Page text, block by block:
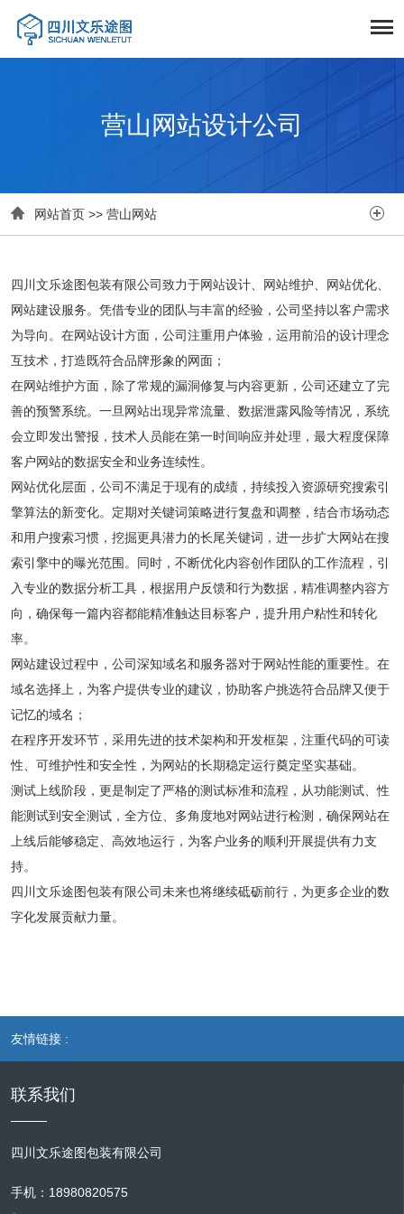
营山网站设计公司
 网站首页 >> 营山网站 
四川文乐途图包装有限公司致力于网站设计、网站维护、网站优化、
网站建设服务。凭借专业的团队与丰富的经验，公司坚持以客户需求
为导向。在网站设计方面，公司注重用户体验，运用前沿的设计理念
互技术，打造既符合品牌形象的网面；
在网站维护方面，除了常规的漏洞修复与内容更新，公司还建立了完
善的预警系统。一旦网站出现异常流量、数据泄露风险等情况，系统
会立即发出警报，技术人员能在第一时间响应并处理，最大程度保障
客户网站的数据安全和业务连续性。
网站优化层面，公司不满足于现有的成绩，持续投入资源研究搜索引
擎算法的新变化。定期对关键词策略进行复盘和调整，结合市场动态
和用户搜索习惯，挖掘更具潜力的长尾关键词，进一步扩大网站在搜
索引擎中的曝光范围。同时，不断优化内容创作团队的工作流程，引
入专业的数据分析工具，根据用户反馈和行为数据，精准调整内容方
向，确保每一篇内容都能精准触达目标客户，提升用户粘性和转化
率。
网站建设过程中，公司深知域名和服务器对于网站性能的重要性。在
域名选择上，为客户提供专业的建议，协助客户挑选符合品牌又便于
记忆的域名；
在程序开发环节，采用先进的技术架构和开发框架，注重代码的可读
性、可维护性和安全性，为网站的长期稳定运行奠定坚实基础。
测试上线阶段，更是制定了严格的测试标准和流程，从功能测试、性
能测试到安全测试，全方位、多角度地对网站进行检测，确保网站在
上线后能够稳定、高效地运行，为客户业务的顺利开展提供有力支
持。
四川文乐途图包装有限公司未来也将继续砥砺前行，为更多企业的数
字化发展贡献力量。
友情链接 :
联系我们
四川文乐途图包装有限公司
手机：18980820575